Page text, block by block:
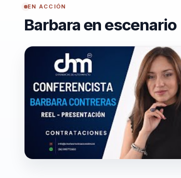
EN ACCIÓN
Barbara en escenario